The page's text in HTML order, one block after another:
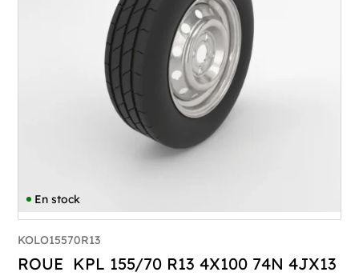
En stock
KOLO15570R13
ROUE KPL 155/70 R13 4X100 74N 4JX13